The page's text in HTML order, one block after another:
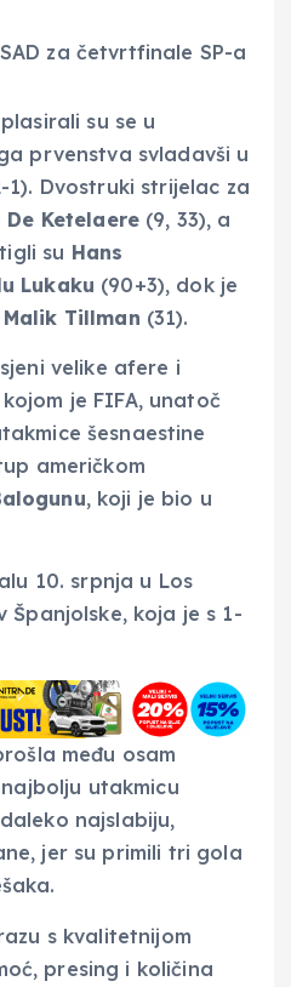
su se u
prvenstva svladavši u
1). Dvostruki strijelac za
De Ketelaere (9, 33), a
su Hans
Lukaku (90+3), dok je
Malik Tillman (31).
velike afere i
je FIFA, unatoč
šesnaestine
američkom
, koji je bio u
10. srpnja u Los
koja je s 1-
među osam
utakmicu
najslabiju,
jer su primili tri gola
s kvalitetnijom
presing i količina